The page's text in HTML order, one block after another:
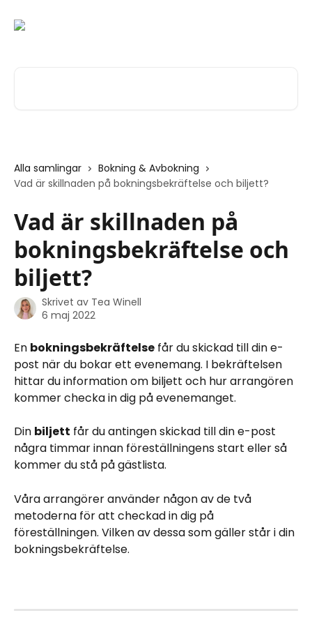
Alla samlingar
Bokning & Avbokning
Vad är skillnaden på bokningsbekräftelse och biljett?
Vad är skillnaden på
bokningsbekräftelse och
biljett?
Skrivet av Tea Winell
6 maj 2022
En bokningsbekräftelse får du skickad till din e-
post när du bokar ett evenemang. I bekräftelsen
hittar du information om biljett och hur arrangören
kommer checka in dig på evenemanget.
Din biljett får du antingen skickad till din e-post
några timmar innan föreställningens start eller så
kommer du stå på gästlista.
Våra arrangörer använder någon av de två
metoderna för att checkad in dig på
föreställningen. Vilken av dessa som gäller står i din
bokningsbekräftelse.